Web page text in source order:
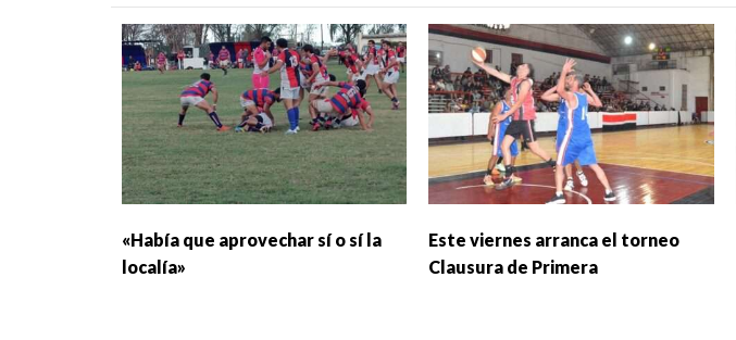
«Había que aprovechar sí o sí la
localía»
Este viernes arranca el torneo
Clausura de Primera